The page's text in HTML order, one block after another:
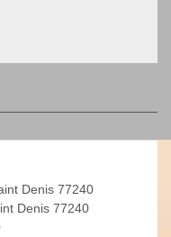
Denis 77240
Denis 77240